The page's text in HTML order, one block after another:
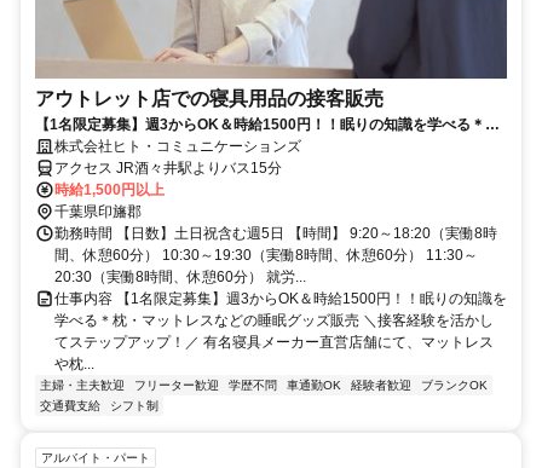
アウトレット店での寝具用品の接客販売
【1名限定募集】週3からOK＆時給1500円！！眠りの知識を学べる＊
枕・マットレスなどの睡眠グッズ販売
株式会社ヒト・コミュニケーションズ
アクセス JR酒々井駅よりバス15分
時給1,500円以上
千葉県印旛郡
勤務時間 【日数】土日祝含む週5日 【時間】 9:20～18:20（実働8時
間、休憩60分） 10:30～19:30（実働8時間、休憩60分） 11:30～
20:30（実働8時間、休憩60分） 就労...
仕事内容 【1名限定募集】週3からOK＆時給1500円！！眠りの知識を
学べる＊枕・マットレスなどの睡眠グッズ販売 ＼接客経験を活かし
てステップアップ！／ 有名寝具メーカー直営店舗にて、マットレス
や枕...
主婦・主夫歓迎 フリーター歓迎 学歴不問 車通勤OK 経験者歓迎
ブランクOK
交通費支給
シフト制
アルバイト・パート